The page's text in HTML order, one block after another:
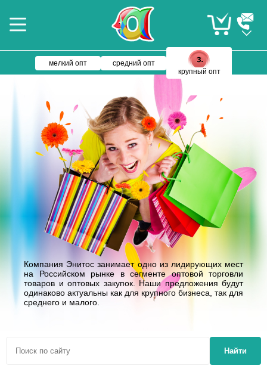
мелкий опт
средний опт
крупный опт
Компания Энитос занимает одно из лидирующих мест
на Российском рынке в сегменте оптовой торговли
товаров и оптовых закупок. Наши предложения будут
одинаково актуальны как для крупного бизнеса, так для
среднего и малого.
Найти